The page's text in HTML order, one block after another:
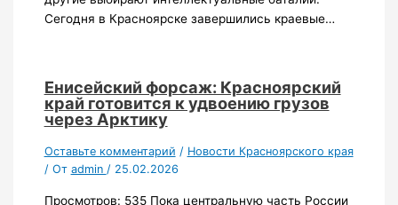
Сегодня в Красноярске завершились краевые…
Енисейский форсаж: Красноярский
край готовится к удвоению грузов
через Арктику
Оставьте комментарий / Новости Красноярского края
/ От admin / 25.02.2026
Просмотров: 535 Пока центральную часть России